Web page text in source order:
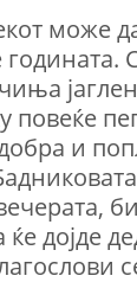
може
повеќе
и
ќе дојде